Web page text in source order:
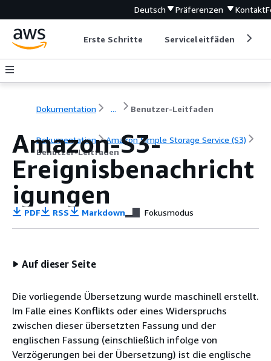
Deutsch Präferenzen Kontakt
Erste Schritte Serviceleitfäden
Dokumentation ... Benutzer-Leitfaden
Dokumentation
Amazon Simple Storage Service (S3)
Benutzer-Leitfaden
Amazon-S3-
Ereignisbenachricht
igungen
PDF RSS Markdown Fokusmodus
Auf dieser Seite
Die vorliegende Übersetzung wurde maschinell erstellt.
Im Falle eines Konflikts oder eines Widerspruchs
zwischen dieser übersetzten Fassung und der
englischen Fassung (einschließlich infolge von
Verzögerungen bei der Übersetzung) ist die englische